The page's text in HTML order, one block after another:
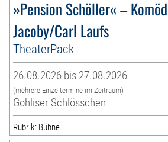
»Pension Schöller« –
Jacoby/Carl Laufs
TheaterPack
26.08.2026 bis 27.08.2026
(mehrere Einzeltermine im Zeitraum)
Gohliser Schlösschen
Rubrik: Bühne